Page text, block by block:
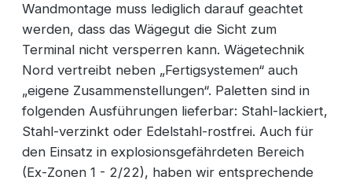
Wandmontage muss lediglich darauf geachtet
werden, dass das Wägegut die Sicht zum
Terminal nicht versperren kann. Wägetechnik
Nord vertreibt neben „Fertigsystemen“ auch
„eigene Zusammenstellungen“. Paletten sind in
folgenden Ausführungen lieferbar: Stahl-lackiert,
Stahl-verzinkt oder Edelstahl-rostfrei. Auch für
den Einsatz in explosionsgefährdeten Bereich
(Ex-Zonen 1 - 2/22), haben wir entsprechende